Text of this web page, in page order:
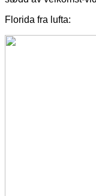
Florida fra lufta: